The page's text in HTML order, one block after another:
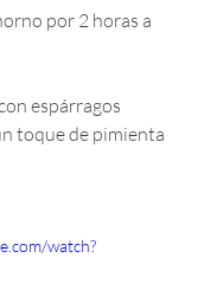
por 2 horas a
espárragos
toque de pimienta
watch?